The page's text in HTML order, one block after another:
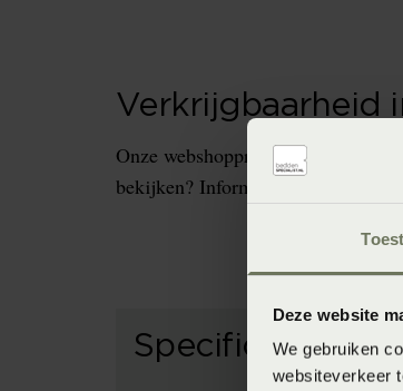
Deze website
We gebruiken
websiteverkeer
Verkrijgbaarheid
Onze webshopproducten zijn niet
bekijken? Informeer dan eerst naar
Specificaties